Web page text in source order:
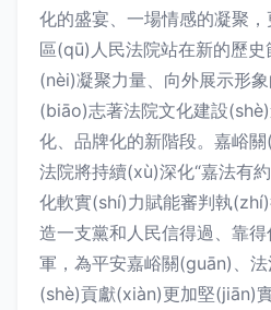
化的盛宴、一場情感的凝聚
區(qū)人民法院站在新的歷
(nèi)凝聚力量、向外展示形
(biāo)志著法院文化建設
化、品牌化的新階段。嘉峪
法院將持續(xù)深化“嘉法有
化軟實(shí)力賦能審判執
造一支黨和人民信得過、靠
軍，為平安嘉峪關(guān)、
(shè)貢獻(xiàn)更加堅(jiān)